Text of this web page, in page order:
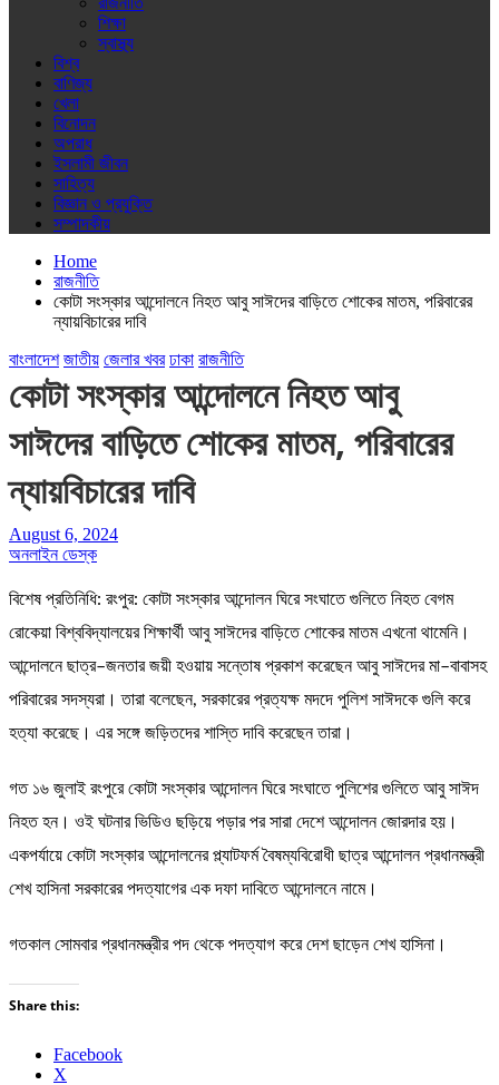
শিক্ষা
স্বাস্থ্য
বিশ্ব
বাণিজ্য
খেলা
বিনোদন
অপরাধ
ইসলামী জীবন
সাহিত্য
বিজ্ঞান ও প্রযুক্তি
সম্পাদকীয়
Home
রাজনীতি
কোটা সংস্কার আন্দোলনে নিহত আবু সাঈদের বাড়িতে শোকের মাতম, পরিবারের
ন্যায়বিচারের দাবি
বাংলাদেশ জাতীয় জেলার খবর ঢাকা রাজনীতি
কোটা সংস্কার আন্দোলনে নিহত আবু
সাঈদের বাড়িতে শোকের মাতম, পরিবারের
ন্যায়বিচারের দাবি
August 6, 2024
অনলাইন ডেস্ক
বিশেষ প্রতিনিধি: রংপুর: কোটা সংস্কার আন্দোলন ঘিরে সংঘাতে গুলিতে নিহত বেগম
রোকেয়া বিশ্ববিদ্যালয়ের শিক্ষার্থী আবু সাঈদের বাড়িতে শোকের মাতম এখনো থামেনি।
আন্দোলনে ছাত্র–জনতার জয়ী হওয়ায় সন্তোষ প্রকাশ করেছেন আবু সাঈদের মা–বাবাসহ
পরিবারের সদস্যরা। তারা বলেছেন, সরকারের প্রত্যক্ষ মদদে পুলিশ সাঈদকে গুলি করে
হত্যা করেছে। এর সঙ্গে জড়িতদের শাস্তি দাবি করেছেন তারা।
গত ১৬ জুলাই রংপুরে কোটা সংস্কার আন্দোলন ঘিরে সংঘাতে পুলিশের গুলিতে আবু সাঈদ
নিহত হন। ওই ঘটনার ভিডিও ছড়িয়ে পড়ার পর সারা দেশে আন্দোলন জোরদার হয়।
একপর্যায়ে কোটা সংস্কার আন্দোলনের প্ল্যাটফর্ম বৈষম্যবিরোধী ছাত্র আন্দোলন প্রধানমন্ত্রী
শেখ হাসিনা সরকারের পদত্যাগের এক দফা দাবিতে আন্দোলনে নামে।
গতকাল সোমবার প্রধানমন্ত্রীর পদ থেকে পদত্যাগ করে দেশ ছাড়েন শেখ হাসিনা।
Share this:
Facebook
X